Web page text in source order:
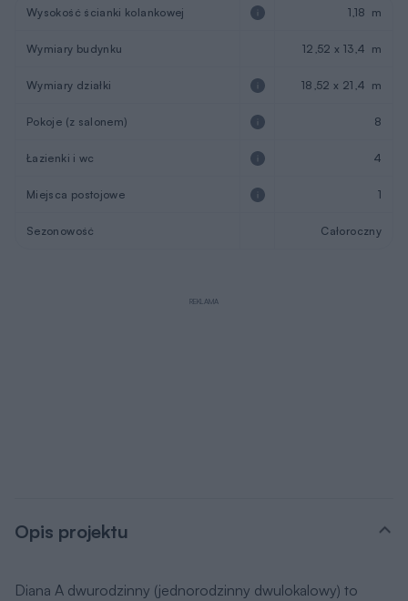
Wysokość ścianki kolankowej 1,18 m
Wymiary budynku 12,52 x 13,4 m
Wymiary działki 18,52 x 21,4 m
Pokoje (z salonem) 8
Łazienki i wc 4
Miejsca postojowe 1
Sezonowość Całoroczny
REKLAMA
Opis projektu
Diana A dwurodzinny (jednorodzinny dwulokalowy) to